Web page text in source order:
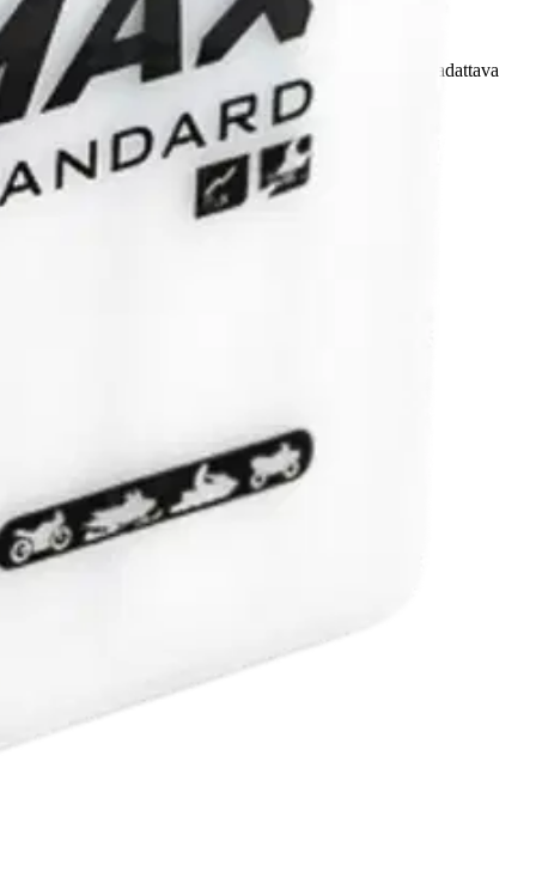
mönkijöihin ja erilaisiin pienkoneisiin. Akku on ladattava